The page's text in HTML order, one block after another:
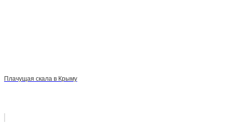
Плачущая скала в Крыму